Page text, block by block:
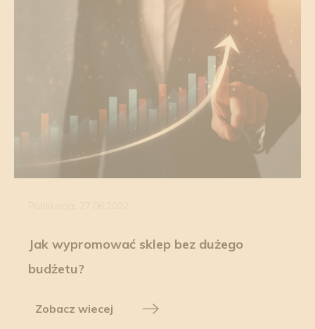
Jak wypromować sklep bez dużego
budżetu?
Zobacz wiecej